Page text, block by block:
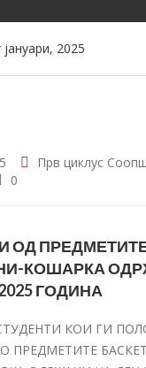
2025
Прв циклус
0
ОД
КОШАРКА
ГОДИНА
КОИ ГИ
ПРЕДМЕТИТЕ